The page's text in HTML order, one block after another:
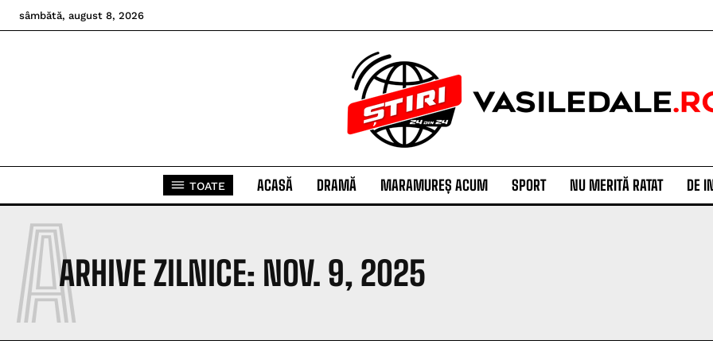
sâmbătă, august 8, 2026
TOATE ACASĂ DRAMĂ MARAMUREȘ ACUM SPORT NU MERITĂ RATAT DE
ARHIVE ZILNICE: NOV. 9, 2025
A